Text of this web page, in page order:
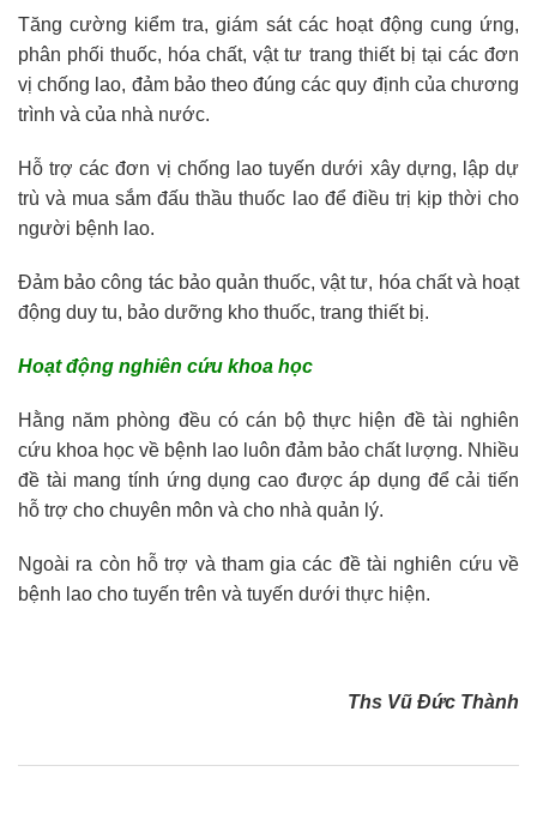
Tăng cường kiểm tra, giám sát các hoạt động cung ứng,
phân phối thuốc, hóa chất, vật tư trang thiết bị tại các đơn
vị chống lao, đảm bảo theo đúng các quy định của chương
trình và của nhà nước.
Hỗ trợ các đơn vị chống lao tuyến dưới xây dựng, lập dự
trù và mua sắm đấu thầu thuốc lao để điều trị kịp thời cho
người bệnh lao.
Đảm bảo công tác bảo quản thuốc, vật tư, hóa chất và hoạt
động duy tu, bảo dưỡng kho thuốc, trang thiết bị.
Hoạt động nghiên cứu khoa học
Hằng năm phòng đều có cán bộ thực hiện đề tài nghiên
cứu khoa học về bệnh lao luôn đảm bảo chất lượng. Nhiều
đề tài mang tính ứng dụng cao được áp dụng để cải tiến
hỗ trợ cho chuyên môn và cho nhà quản lý.
Ngoài ra còn hỗ trợ và tham gia các đề tài nghiên cứu về
bệnh lao cho tuyến trên và tuyến dưới thực hiện.
Ths Vũ Đức Thành